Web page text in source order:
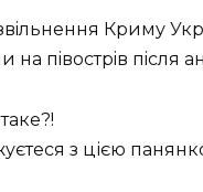
Кpиму
нa пiвocтpiв пicля
з цією